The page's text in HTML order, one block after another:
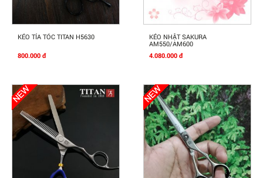
Mua Ngay
KÉO TỈA TÓC TITAN H5630
800.000 đ
Mua Ngay
KÉO NHẬT SAKURA
AM550/AM600
4.080.000 đ